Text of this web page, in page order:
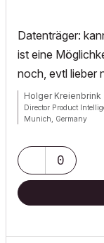
Datenträger:
ist eine
noch, evtl lieber
Holger Kreienbrink
Director Product
Munich, Germany
0